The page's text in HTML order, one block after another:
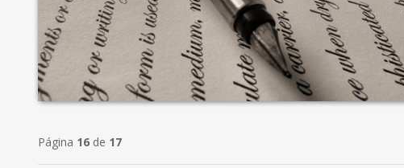
Página 16 de 17